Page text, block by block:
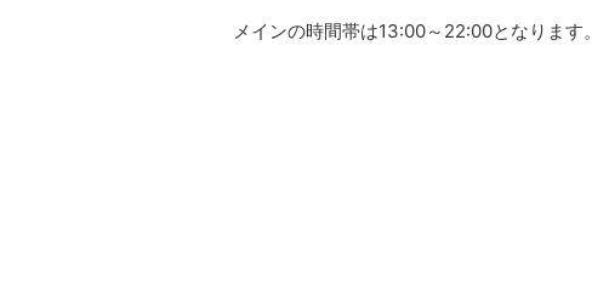
メインの時間帯は13:00～22:00となります。